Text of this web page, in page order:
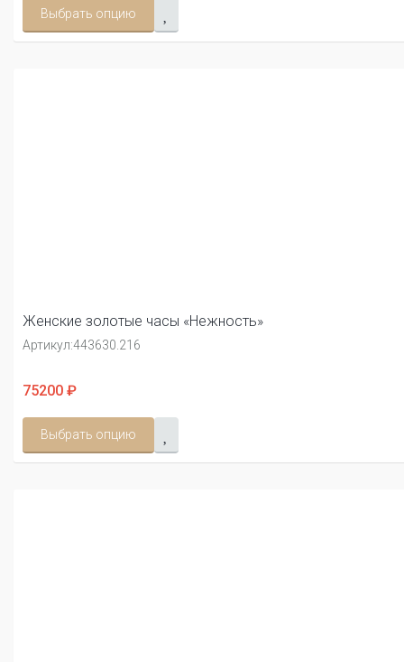
Выбрать опцию
Женские золотые часы «Нежность»
Артикул:443630.216
75200 ₽
Выбрать опцию